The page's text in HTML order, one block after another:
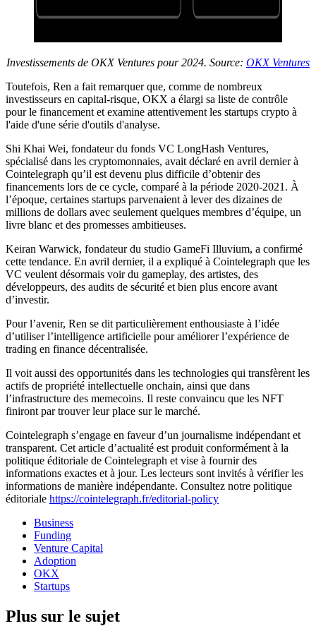
Investissements de OKX Ventures pour 2024. Source: OKX Ventures
Toutefois, Ren a fait remarquer que, comme de nombreux
investisseurs en capital-risque, OKX a élargi sa liste de contrôle
pour le financement et examine attentivement les startups crypto à
l'aide d'une série d'outils d'analyse.
Shi Khai Wei, fondateur du fonds VC LongHash Ventures,
spécialisé dans les cryptomonnaies, avait déclaré en avril dernier à
Cointelegraph qu’il est devenu plus difficile d’obtenir des
financements lors de ce cycle, comparé à la période 2020-2021. À
l’époque, certaines startups parvenaient à lever des dizaines de
millions de dollars avec seulement quelques membres d’équipe, un
livre blanc et des promesses ambitieuses.
Keiran Warwick, fondateur du studio GameFi Illuvium, a confirmé
cette tendance. En avril dernier, il a expliqué à Cointelegraph que les
VC veulent désormais voir du gameplay, des artistes, des
développeurs, des audits de sécurité et bien plus encore avant
d’investir.
Pour l’avenir, Ren se dit particulièrement enthousiaste à l’idée
d’utiliser l’intelligence artificielle pour améliorer l’expérience de
trading en finance décentralisée.
Il voit aussi des opportunités dans les technologies qui transfèrent les
actifs de propriété intellectuelle onchain, ainsi que dans
l’infrastructure des memecoins. Il reste convaincu que les NFT
finiront par trouver leur place sur le marché.
Cointelegraph s’engage en faveur d’un journalisme indépendant et
transparent. Cet article d’actualité est produit conformément à la
politique éditoriale de Cointelegraph et vise à fournir des
informations exactes et à jour. Les lecteurs sont invités à vérifier les
informations de manière indépendante. Consultez notre politique
éditoriale https://cointelegraph.fr/editorial-policy
Business
Funding
Venture Capital
Adoption
OKX
Startups
Plus sur le sujet